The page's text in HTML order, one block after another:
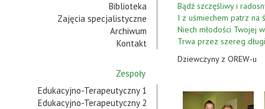
Biblioteka
Zajęcia specjalistyczne
Archiwum
Kontakt
Zespoły
Edukacyjno-Terapeutyczny 1
Edukacyjno-Terapeutyczny 2
Bądź szczęśliwy i
I z uśmiechem patrz na
Niech młodości Twojej
Trwa przez szereg
Dziewczyny z OREW-u